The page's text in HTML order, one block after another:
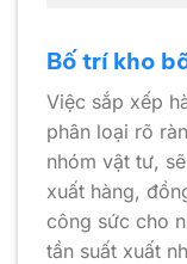
Bố trí kho
Việc sắp xếp
phân loại rõ
nhóm vật tư,
xuất hàng,
công sức cho
tần suất xuất